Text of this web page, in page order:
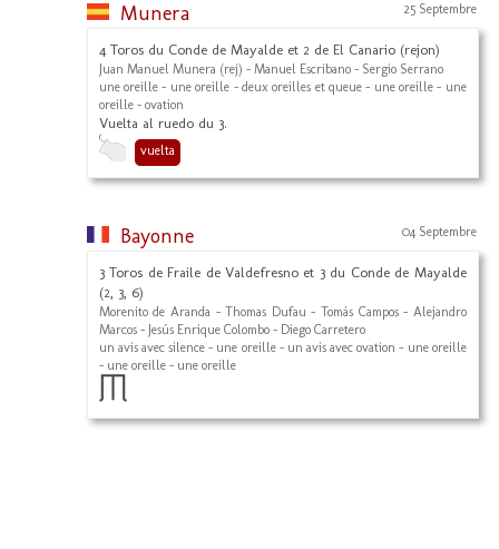
Munera 25 Septembre
4 Toros du Conde de Mayalde et 2 de El Canario (rejon)
Juan Manuel Munera (rej) - Manuel Escribano - Sergio Serrano
une oreille - une oreille - deux oreilles et queue - une oreille - une
oreille - ovation
Vuelta al ruedo du 3.
vuelta
Bayonne 04 Septembre
3 Toros de Fraile de Valdefresno et 3 du Conde de Mayalde
(2, 3, 6)
Morenito de Aranda - Thomas Dufau - Tomás Campos - Alejandro
Marcos - Jesús Enrique Colombo - Diego Carretero
un avis avec silence - une oreille - un avis avec ovation - une oreille
- une oreille - une oreille